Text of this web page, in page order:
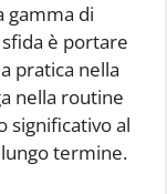
gamma di
è portare
pratica nella
nella routine
significativo al
termine.